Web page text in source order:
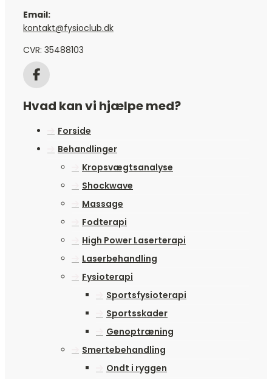
Email:
kontakt@fysioclub.dk
CVR: 35488103
Hvad kan vi hjælpe med?
Forside
Behandlinger
Kropsvægtsanalyse
Shockwave
Massage
Fodterapi
High Power Laserterapi
Laserbehandling
Fysioterapi
Sportsfysioterapi
Sportsskader
Genoptræning
Smertebehandling
Ondt i ryggen